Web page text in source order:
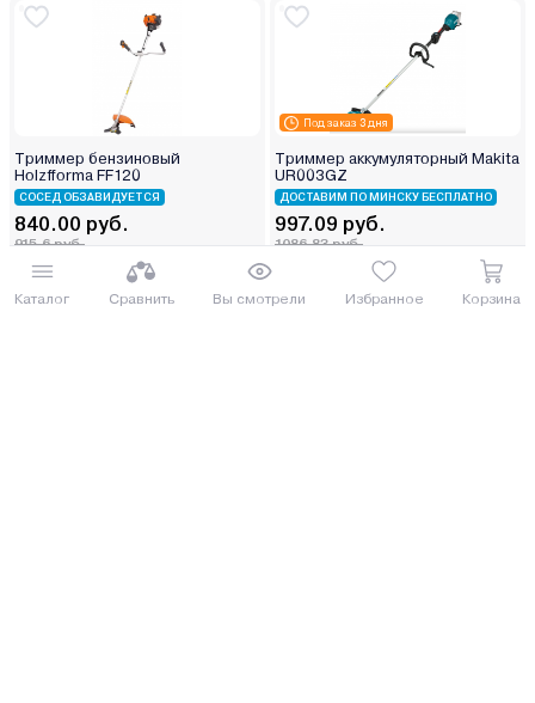
Каталог Сравнить Вы смотрели Избранное Корзина
Триммер бензиновый
Holzfforma FF120
СОСЕД ОБЗАВИДУЕТСЯ
840.00 руб.
915.6 руб.
от 21 руб. руб./мес.
Под заказ 3 дня
Триммер аккумуляторный Makita
UR003GZ
ДОСТАВИМ ПО МИНСКУ БЕСПЛАТНО
997.09 руб.
1086.83 руб.
от 25 руб. руб./мес.